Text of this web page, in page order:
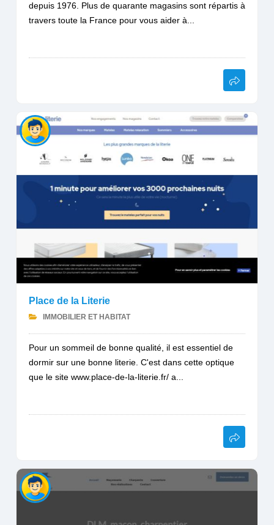
depuis 1976. Plus de quarante magasins sont répartis à
travers toute la France pour vous aider à...
Place de la Literie
IMMOBILIER ET HABITAT
Pour un sommeil de bonne qualité, il est essentiel de
dormir sur une bonne literie. C'est dans cette optique
que le site www.place-de-la-literie.fr/ a...